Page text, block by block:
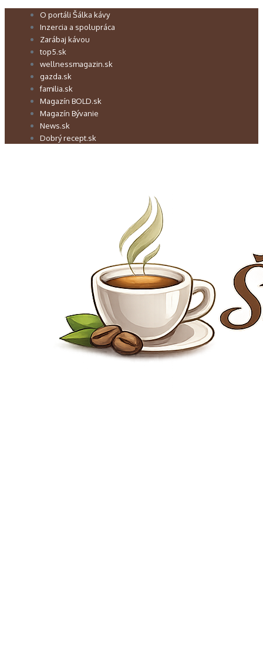
Preskočiť O portáli Šálka kávy
Inzercia a spolupráca
Zarábaj kávou
top5.sk
wellnessmagazin.sk
gazda.sk
familia.sk
Magazín BOLD.sk
Magazín Bývanie
News.sk
Dobrý recept.sk